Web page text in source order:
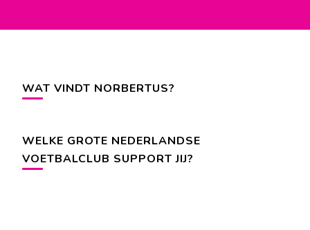
WAT VINDT NORBERTUS?
WELKE GROTE NEDERLANDSE
VOETBALCLUB SUPPORT JIJ?